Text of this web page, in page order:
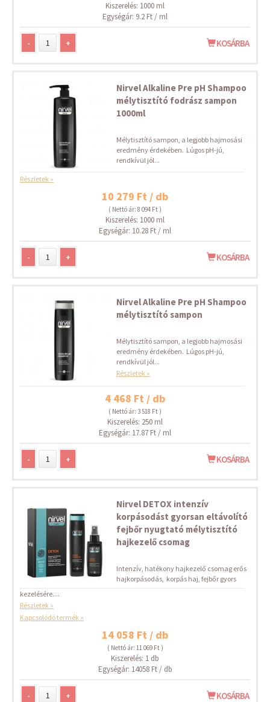
Kiszerelés: 1000 ml
Egységár: 9.2 Ft / ml
- + KOSÁRBA
Nirvel Alkaline Pre pH Shampoo
mélytisztító fodrász sampon
1000ml
Mélytisztító sampon, a legjobb hajmosási
eredmény érdekében. Lúgos pH-jú,
rendkívül jól...
Részletek »
10 279 Ft / db
( Nettó ár: 8 094 Ft )
Kiszerelés: 1000 ml
Egységár: 10.28 Ft / ml
- + KOSÁRBA
Nirvel Alkaline Pre pH Shampoo
mélytisztító sampon
Mélytisztító sampon, a legjobb hajmosási
eredmény érdekében. Lúgos pH-jú,
rendkívül jól...
Részletek »
4 468 Ft / db
( Nettó ár: 3 518 Ft )
Kiszerelés: 250 ml
Egységár: 17.87 Ft / ml
- + KOSÁRBA
Nirvel DETOX intenzív
korpásodást gyorsan eltávolító
fejbőr nyugtató mélytisztító
hajkezelő csomag
Intenzív, hatékony hajkezelő csomag erős
hajkorpásodás, korpás haj, fejbőr gyors
kezelésére....
Részletek »
Kapcsolódó termék »
14 058 Ft / db
( Nettó ár: 11 069 Ft )
Kiszerelés: 1 db
Egységár: 14058 Ft / db
- + KOSÁRBA